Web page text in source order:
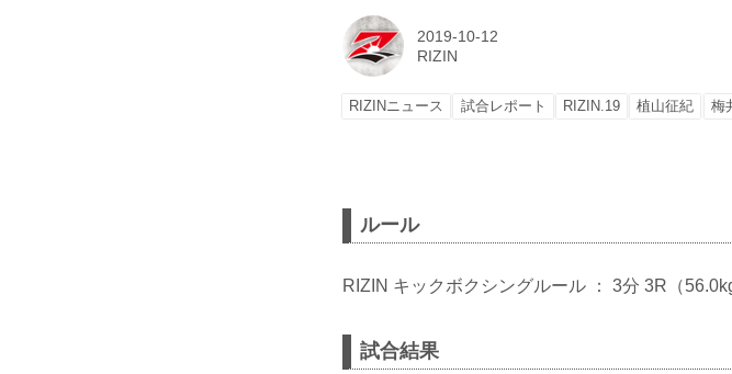
2019-10-12
RIZIN
RIZINニュース 試合レポート RIZIN.19 植山征紀 梅
ルール
RIZIN キックボクシングルール ： 3分 3R（56.0kg
試合結果